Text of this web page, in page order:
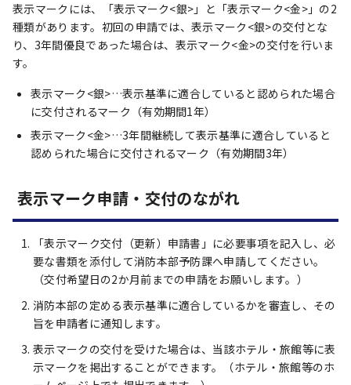
表示マークには、「表示マーク<銀>」と「表示マーク<金>」の2
種類があります。初回の申請では、表示マーク<銀>の交付とな
り、3年間優良であった場合は、表示マーク<金>の交付を行いま
す。
表示マーク<銀>…表示基準に適合していると認められた場合
に交付されるマーク（有効期間1年）
表示マーク<金>…3年間継続して表示基準に適合していると
認められた場合に交付されるマーク（有効期間3年）
表示マーク申請・交付のながれ
「表示マーク交付（更新）申請書」に必要事項を記入し、必
要な書類を添付して消防本部予防課へ申請してください。
（交付希望日の2か月前までの申請をお願いします。）
消防本部の定める表示基準に適合しているかを審査し、その
旨を申請者に通知します。
表示マークの交付を受けた場合は、当該ホテル・旅館等に表
示マークを掲出することができます。（ホテル・旅館等のホ